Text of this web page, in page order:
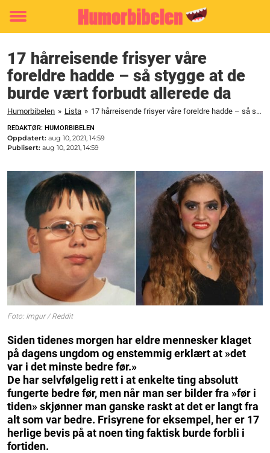
Toggle
17 hårreisende frisyer våre
foreldre hadde – så stygge at de
burde vært forbudt allerede da
Humorbibelen » Lista » 17 hårreisende frisyer våre foreldre hadde – så stygge at de burde vært forbudt allerede da
REDAKTØR: HUMORBIBELEN
Oppdatert: aug 10, 2021, 14:59
Publisert: aug 10, 2021, 14:59
Foto: Imgur / Reddit
Siden tidenes morgen har eldre mennesker klaget
på dagens ungdom og enstemmig erklært at »det
var i det minste bedre før.»
De har selvfølgelig rett i at enkelte ting absolutt
fungerte bedre før, men når man ser bilder fra »før i
tiden» skjønner man ganske raskt at det er langt fra
alt som var bedre. Frisyrene for eksempel, her er 17
herlige bevis på at noen ting faktisk burde forbli i
fortiden.